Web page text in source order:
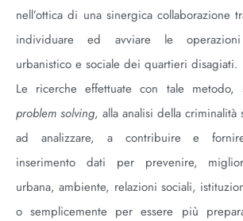
nell’ottica di una sinergica collaborazione
individuare ed avviare le
urbanistico e sociale dei quartieri disagiati.
Le ricerche effettuate con tale metodo,
problem solving, alla analisi della
ad analizzare, a contribuire e
inserimento dati per prevenire,
urbana, ambiente, relazioni sociali,
o semplicemente per essere più